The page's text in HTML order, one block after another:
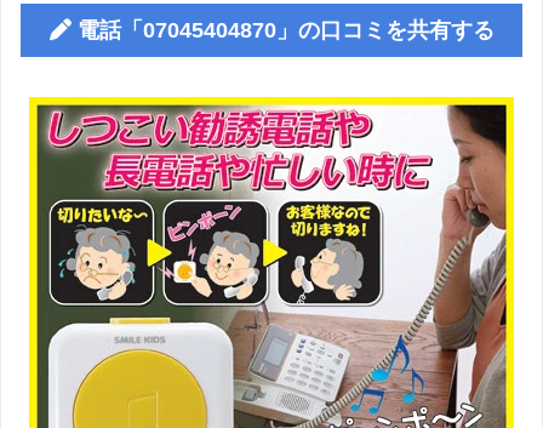
電話「07045404870」の口コミを共有する